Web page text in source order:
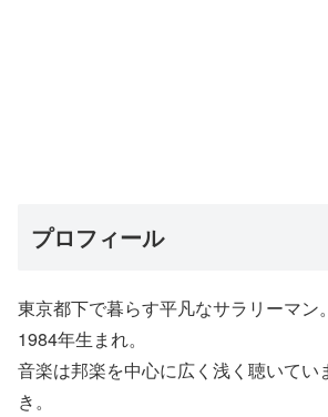
プロフィール
東京都下で暮らす平凡なサラリーマン。
1984年生まれ。
音楽は邦楽を中心に広く浅く聴いてい
き。